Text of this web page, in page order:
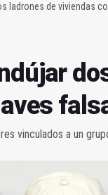
ladrones de viviendas
vinculados a un